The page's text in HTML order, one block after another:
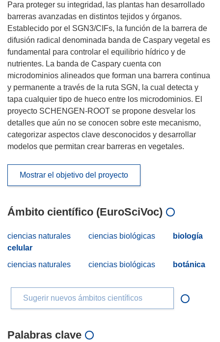
Para proteger su integridad, las plantas han desarrollado
barreras avanzadas en distintos tejidos y órganos.
Establecido por el SGN3/CIFs, la función de la barrera de
difusión radical denominada banda de Caspary vegetal es
fundamental para controlar el equilibrio hídrico y de
nutrientes. La banda de Caspary cuenta con
microdominios alineados que forman una barrera continua
y permanente a través de la ruta SGN, la cual detecta y
tapa cualquier tipo de hueco entre los microdominios. El
proyecto SCHENGEN-ROOT se propone desvelar los
detalles que aún no se conocen sobre este mecanismo,
categorizar aspectos clave desconocidos y desarrollar
modelos que permitan crear barreras en vegetales.
Mostrar el objetivo del proyecto
Ámbito científico (EuroSciVoc)
ciencias naturales ciencias biológicas
biología
celular
ciencias naturales
ciencias biológicas botánica
Sugerir nuevos ámbitos científicos
Palabras clave